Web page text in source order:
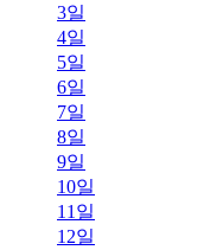
3일
4일
5일
6일
7일
8일
9일
10일
11일
12일